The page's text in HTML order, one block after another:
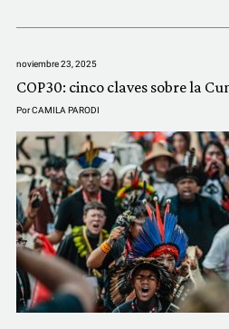
noviembre 23, 2025
COP30: cinco claves sobre la
PorCAMILA PARODI